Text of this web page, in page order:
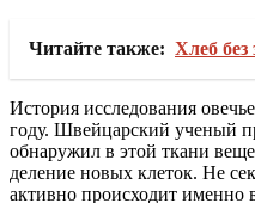
Читайте также: Хлеб без
История исследования
году. Швейцарский ученый
обнаружил в этой ткани
деление новых клеток. Не
активно происходит именно